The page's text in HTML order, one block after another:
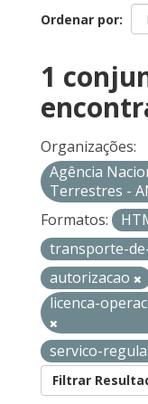
Ordenar por
1
Organizações:
Agência
Terrestres -
Formatos:
transporte-
autorizacao
licenca-
servico-
Filtrar